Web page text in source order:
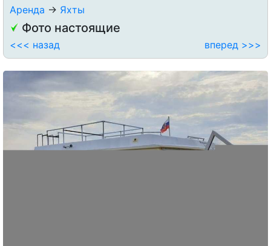
Аренда → Яхты
Фото настоящие
<<< назад вперед >>>